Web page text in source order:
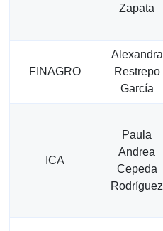
Zapata
FINAGRO
Alexandra
Restrepo
García
ICA
Paula
Andrea
Cepeda
Rodríguez